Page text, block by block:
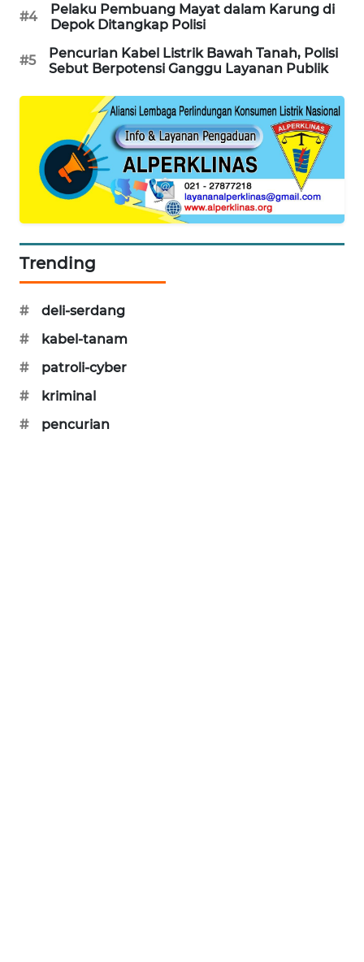
#4
Pelaku Pembuang Mayat dalam Karung di
Depok Ditangkap Polisi
#5
Pencurian Kabel Listrik Bawah Tanah, Polisi
Sebut Berpotensi Ganggu Layanan Publik
Trending
#
deli-serdang
#
kabel-tanam
#
patroli-cyber
#
kriminal
#
pencurian
PLN
MKLI
LKKI
PORTAL
KONSUMEN
FORWAMKI
FORJASIDA